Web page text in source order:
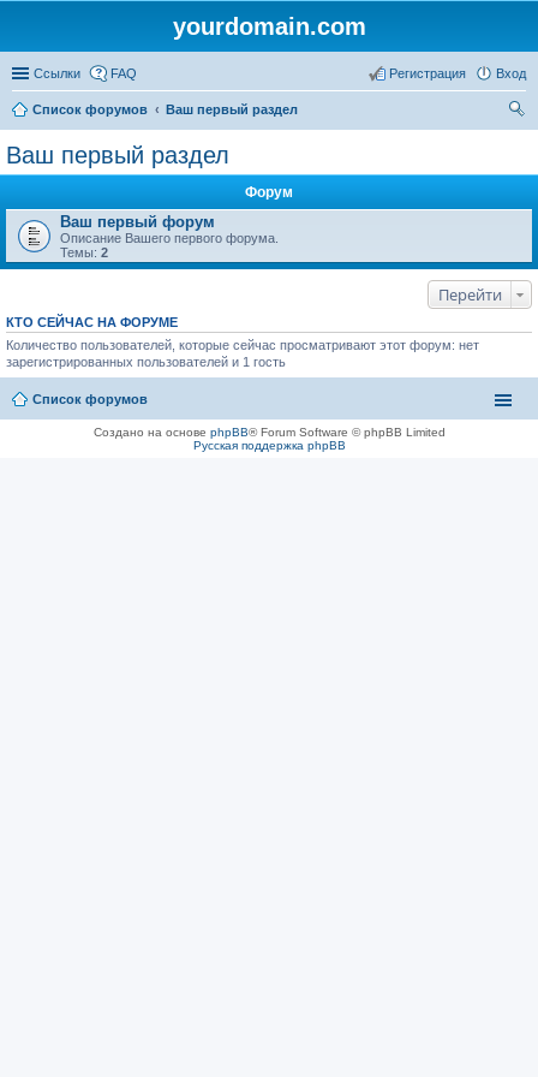
yourdomain.com
Ссылки FAQ Вход
Регистрация
Список форумов
Ваш первый раздел
Ваш первый раздел
Форум
Ваш первый форум
Описание Вашего первого форума.
Темы: 2
Перейти
КТО СЕЙЧАС НА ФОРУМЕ
Количество пользователей, которые сейчас просматривают этот форум: нет
зарегистрированных пользователей и 1 гость
Список форумов
Создано на основе phpBB® Forum Software © phpBB Limited
Русская поддержка phpBB